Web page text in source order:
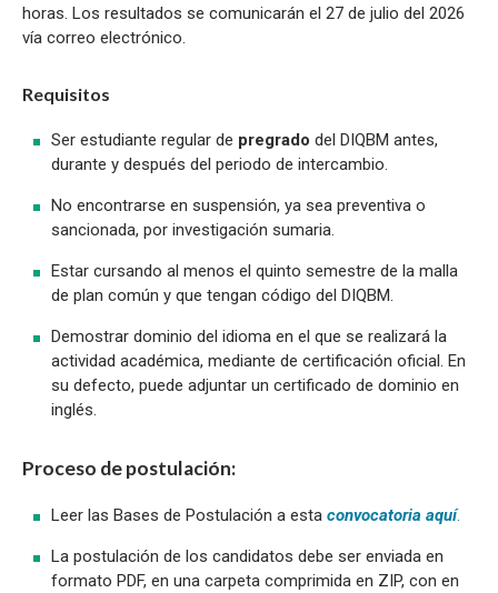
horas. Los resultados se comunicarán el 27 de julio del 2026
vía correo electrónico.
Requisitos
Ser estudiante regular de pregrado del DIQBM antes,
durante y después del periodo de intercambio.
No encontrarse en suspensión, ya sea preventiva o
sancionada, por investigación sumaria.
Estar cursando al menos el quinto semestre de la malla
de plan común y que tengan código del DIQBM.
Demostrar dominio del idioma en el que se realizará la
actividad académica, mediante de certificación oficial. En
su defecto, puede adjuntar un certificado de dominio en
inglés.
Proceso de postulación:
Leer las Bases de Postulación a esta convocatoria aquí.
La postulación de los candidatos debe ser enviada en
formato PDF, en una carpeta comprimida en ZIP, con en